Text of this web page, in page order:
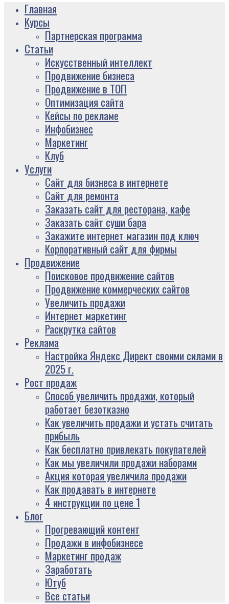
Главная
Курсы
Партнерская программа
Статьи
Искусственный интеллект
Продвижение бизнеса
Продвижение в ТОП
Оптимизация сайта
Кейсы по рекламе
Инфобизнес
Маркетинг
Клуб
Услуги
Сайт для бизнеса в интернете
Сайт для ремонта
Заказать сайт для ресторана, кафе
Заказать сайт суши бара
Закажите интернет магазин под ключ
Корпоративный сайт для фирмы
Продвижение
Поисковое продвижение сайтов
Продвижение коммерческих сайтов
Увеличить продажи
Интернет маркетинг
Раскрутка сайтов
Реклама
Настройка Яндекс Директ своими силами в
2025 г.
Рост продаж
Способ увеличить продажи, который
работает безотказно
Как увеличить продажи и устать считать
прибыль
Как бесплатно привлекать покупателей
Как мы увеличили продажи наборами
Акция которая увеличила продажи
Как продавать в интернете
4 инструкции по цене 1
Блог
Прогревающий контент
Продажи в инфобизнесе
Маркетинг продаж
Заработать
Ютуб
Все статьи